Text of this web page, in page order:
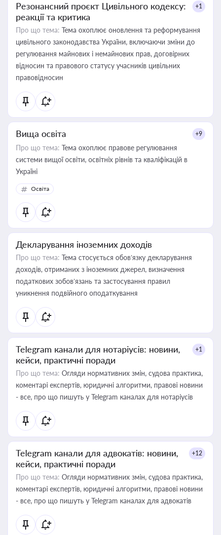
Резонансний проєкт Цивільного кодексу:
реакції та критика
+1
Про що тема: Тема охоплює оновлення та реформування
цивільного законодавства України, включаючи зміни до
регулювання майнових і немайнових прав, договірних
відносин та правового статусу учасників цивільних
правовідносин
Вища освіта +9
Про що тема: Тема охоплює правове регулювання
системи вищої освіти, освітніх рівнів та кваліфікацій в
Україні
Освіта
Декларування іноземних доходів
Про що тема: Тема стосується обов’язку декларування
доходів, отриманих з іноземних джерел, визначення
податкових зобов’язань та застосування правил
уникнення подвійного оподаткування
Telegram канали для нотаріусів: новини,
кейси, практичні поради
+1
Про що тема: Огляди нормативних змін, судова практика,
коментарі експертів, юридичні алгоритми, правові новини
- все, про що пишуть у Telegram каналах для нотаріусів
Telegram канали для адвокатів: новини,
кейси, практичні поради
+12
Про що тема: Огляди нормативних змін, судова практика,
коментарі експертів, юридичні алгоритми, правові новини
- все, про що пишуть у Telegram каналах для адвокатів